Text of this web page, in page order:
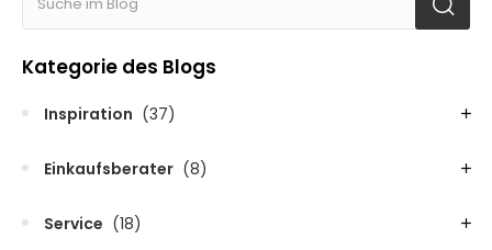
Kategorie des Blogs
Inspiration (37)
Einkaufsberater (8)
Service (18)